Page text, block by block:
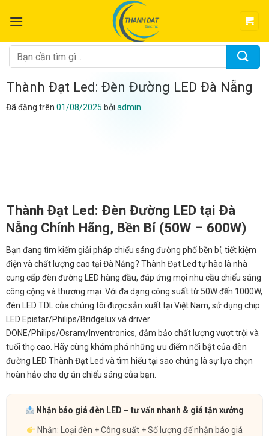
đến
dung
Tìm
kiếm:
Thành Đạt Led: Đèn Đường LED Đà Nẵng
Đã đăng trên 01/08/2025 bởi admin
Thành Đạt Led: Đèn Đường LED tại Đà
Nẵng Chính Hãng, Bền Bỉ (50W – 600W)
Bạn đang tìm kiếm giải pháp chiếu sáng đường phố bền bỉ, tiết kiệm
điện và chất lượng cao tại Đà Nẵng? Thành Đạt Led tự hào là nhà
cung cấp đèn đường LED hàng đầu, đáp ứng mọi nhu cầu chiếu sáng
công cộng và thương mại. Với đa dạng công suất từ 50W đến 1000W,
đèn LED TDL của chúng tôi được sản xuất tại Việt Nam, sử dụng chip
LED Epistar/Philips/Bridgelux và driver
DONE/Philips/Osram/Inventronics, đảm bảo chất lượng vượt trội và
tuổi thọ cao. Hãy cùng khám phá những ưu điểm nổi bật của đèn
đường LED Thành Đạt Led và tìm hiểu tại sao chúng là sự lựa chọn
hoàn hảo cho dự án chiếu sáng của bạn.
Nhận báo giá đèn LED – tư vấn nhanh & giá tận xưởng
Nhắn: Loại đèn + Công suất + Số lượng để nhận báo giá